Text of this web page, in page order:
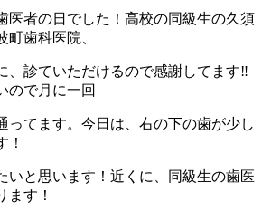
医者の日でした！高校の同級生の久須
町歯科医院、
、診ていただけるので感謝してます‼️
ので月に一回
ってます。今日は、右の下の歯が少し
！
いと思います！近くに、同級生の歯医
ます！